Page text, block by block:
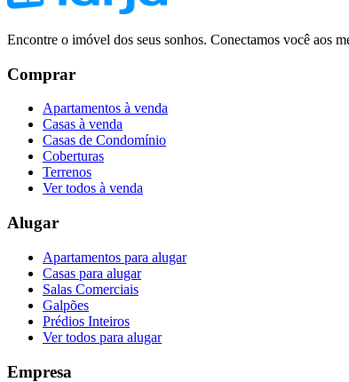
Encontre o imóvel dos seus sonhos. Conectamos você aos
Comprar
Apartamentos à venda
Casas à venda
Casas de Condomínio
Coberturas
Terrenos
Ver todos à venda
Alugar
Apartamentos para alugar
Casas para alugar
Salas Comerciais
Galpões
Prédios Inteiros
Ver todos para alugar
Empresa